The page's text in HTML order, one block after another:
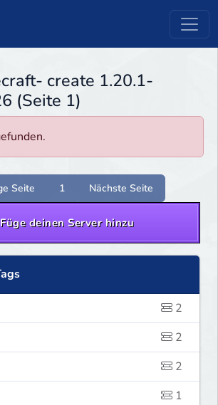
create 1.20.1-
(Seite 1)
Seite 1 Nächste Seite
Füge deinen Server hinzu
2
2
2
1